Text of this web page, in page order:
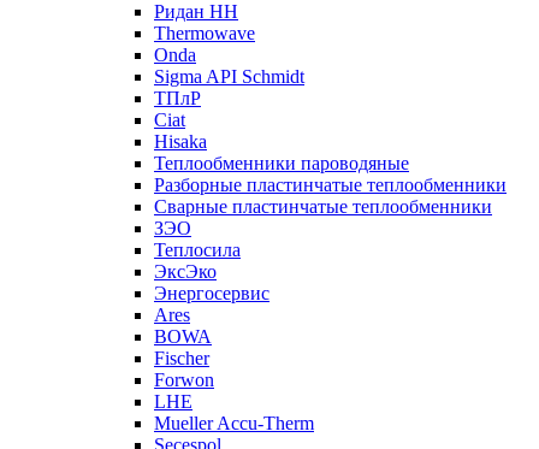
Ридан НН
Thermowave
Onda
Sigma API Schmidt
ТПлР
Ciat
Hisaka
Теплообменники пароводяные
Разборные пластинчатые теплообменники
Сварные пластинчатые теплообменники
ЗЭО
Теплосила
ЭксЭко
Энергосервис
Ares
BOWA
Fischer
Forwon
LHE
Mueller Accu-Therm
Secespol